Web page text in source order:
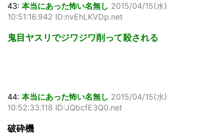
43: 本当にあった怖い名無し 2015/04/15(水)
10:51:16.942 ID:nvEhLKVDp.net
鬼目ヤスリでジワジワ削って殺される
44: 本当にあった怖い名無し 2015/04/15(水)
10:52:33.118 ID:JQbcfE3Q0.net
破砕機